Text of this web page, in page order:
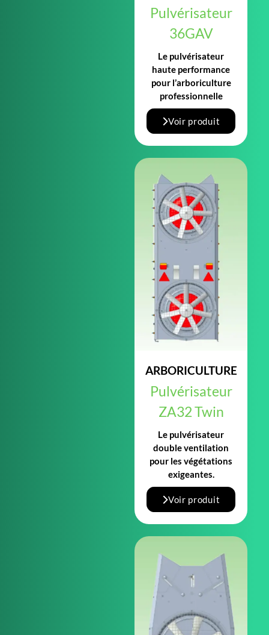
Pulvérisateur
36GAV
Le pulvérisateur
haute performance
pour l’arboriculture
professionnelle
Voir produit
ARBORICULTURE
Pulvérisateur
ZA32 Twin
Le pulvérisateur
double ventilation
pour les végétations
exigeantes.
Voir produit